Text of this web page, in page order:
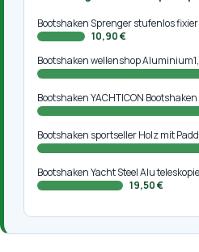
Bootshaken Sprenger stufenlos
10,90 €
Bootshaken wellenshop
Bootshaken YACHTICON
Bootshaken sportseller Holz mit
Bootshaken Yacht Steel Alu
19,50 €